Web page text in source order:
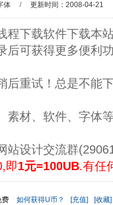
体 / 更新时间：2008-04-21
下载软件下载本
可获得更多便利
重试！总是不能
材、软件、字体
设计交流群
即1元=100UB.有任
费 如何获得U币？ [充值] [收藏]